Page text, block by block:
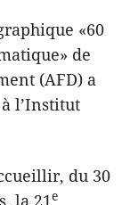
«60
de
(AFD) a
l’Institut
du 30
la 21e